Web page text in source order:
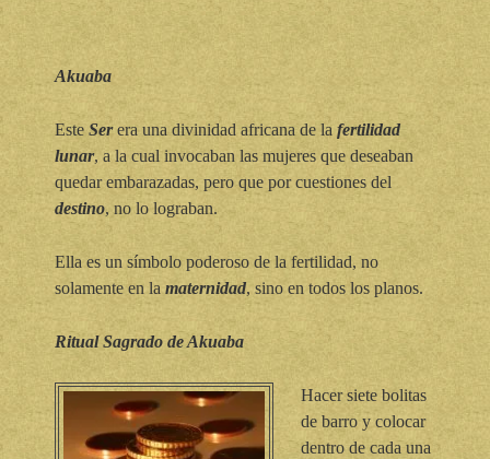
Akuaba
Este Serera una divinidad africana de la fertilidad
lunar, a la cual invocaban las mujeres que deseaban
quedar embarazadas, pero que por cuestiones del
destino, no lo lograban.
Ella es un símbolo poderoso de la fertilidad, no
solamente en la maternidad, sino en todos los planos.
Ritual Sagrado de Akuaba
Hacer siete bolitas
de barro y colocar
dentro de cada una